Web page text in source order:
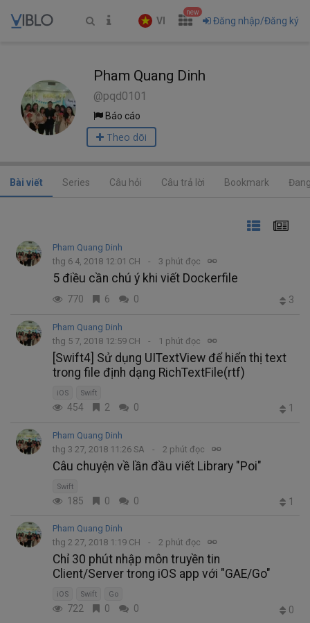
VI
new
Đăng nhập/Đăng ký
Pham Quang Dinh
@pqd0101
Báo cáo
Theo dõi
Bài viết Series Câu hỏi Câu trả lời Bookmark
Pham Quang Dinh
thg 6 4, 2018 12:01 CH
3 phút đọc
5 điều cần chú ý khi viết Dockerfile
770 6 0 3
Pham Quang Dinh
thg 5 7, 2018 12:59 CH
1 phút đọc
[Swift4] Sử dụng UITextView để hiển thị text
trong file định dạng RichTextFile(rtf)
iOS Swift
454 2 0 1
Pham Quang Dinh
thg 3 27, 2018 11:26 SA
2 phút đọc
Câu chuyện về lần đầu viết Library "Poi"
Swift
185 0 0 1
Pham Quang Dinh
thg 2 27, 2018 1:19 CH
2 phút đọc
Chỉ 30 phút nhập môn truyền tin
Client/Server trong iOS app với "GAE/Go"
iOS Swift Go
722 0 0 0